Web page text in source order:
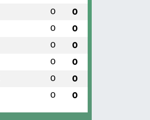
0 0
0 0
0 0
0 0
0 0
0 0